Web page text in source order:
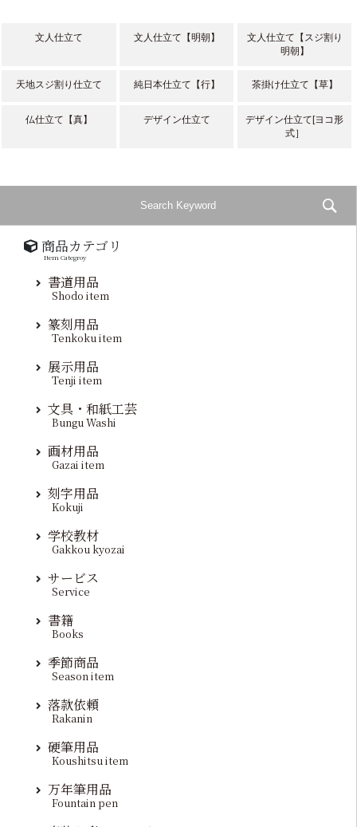
文人仕立て 文人仕立て【明朝】
文人仕立て【スジ割り
明朝】
天地スジ割り仕立て 純日本仕立て【行】 茶掛け仕立て【草】
仏仕立て【真】 デザイン仕立て
デザイン仕立て[ヨコ形
式］
商品カテゴリ
Item Categroy
書道用品
Shodo item
篆刻用品
Tenkoku item
展示用品
Tenji item
文具・和紙工芸
Bungu Washi
画材用品
Gazai item
刻字用品
Kokuji
学校教材
Gakkou kyozai
サービス
Service
書籍
Books
季節商品
Season item
落款依頼
Rakanin
硬筆用品
Koushitsu item
万年筆用品
Fountain pen